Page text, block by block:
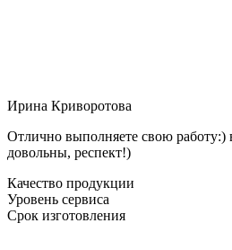
Ирина Криворотова
Отлично выполняете свою работу:)
довольны, респект!)
Качество продукции
Уровень сервиса
Срок изготовления